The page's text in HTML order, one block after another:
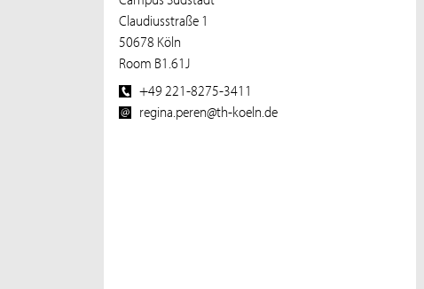
Claudiusstraße 1
50678 Köln
Room B1.61J
+49 221-8275-3411
regina.peren@th-koeln.de